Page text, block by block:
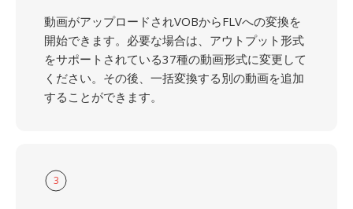
動画がアップロードされVOBからFLVへの変換を
開始できます。必要な場合は、アウトプット形式
をサポートされている37種の動画形式に変更して
ください。その後、一括変換する別の動画を追加
することができます。
3